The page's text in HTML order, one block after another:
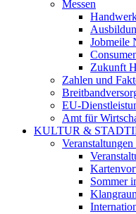
Messen
Jobmeile
Zukunft
Zahlen und
EU-
Amt für
KULTUR &
Veranstaltungen
Sommer